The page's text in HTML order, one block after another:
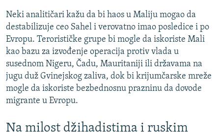
Neki analitičari kažu da bi haos u Maliju mogao da
destabilizuje ceo Sahel i verovatno imao posledice i po
Evropu. Terorističke grupe bi mogle da iskoriste Mali
kao bazu za izvođenje operacija protiv vlada u
susednom Nigeru, Čadu, Mauritaniji ili državama na
jugu duž Gvinejskog zaliva, dok bi krijumčarske mreže
mogle da iskoriste bezbednosnu prazninu da dovode
migrante u Evropu.
Na milost džihadistima i ruskim